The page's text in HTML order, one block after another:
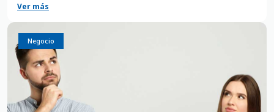
lujo. Por eso, en este artículo te vamos a dar 9 consejos
para proteger tu casa y tu familia de los intrusos y las
emergencias. Además, te vamos a contar cómo podés
contar con un servicio de alarmas para casa que te brinde
tranquilidad y asistencia las 24 horas. Seguí leyendo y
descubrí cómo podés vivir más seguro con ADT.
Ver más
Casa
Negocio